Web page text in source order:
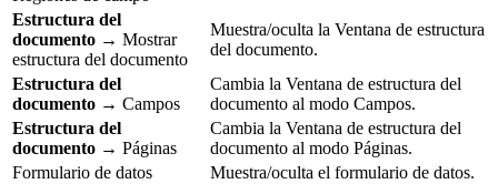
Estructura del
documento → Mostrar
estructura del documento
Muestra/oculta la Ventana de estructura
del documento.
Estructura del
documento → Campos
Cambia la Ventana de estructura del
documento al modo Campos.
Estructura del
documento → Páginas
Cambia la Ventana de estructura del
documento al modo Páginas.
Formulario de datos
Muestra/oculta el formulario de datos.